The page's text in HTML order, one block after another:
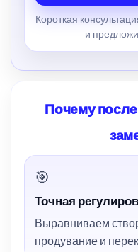
Короткая
и
Почему
🎯
Точная
Выравниваем
продувание и